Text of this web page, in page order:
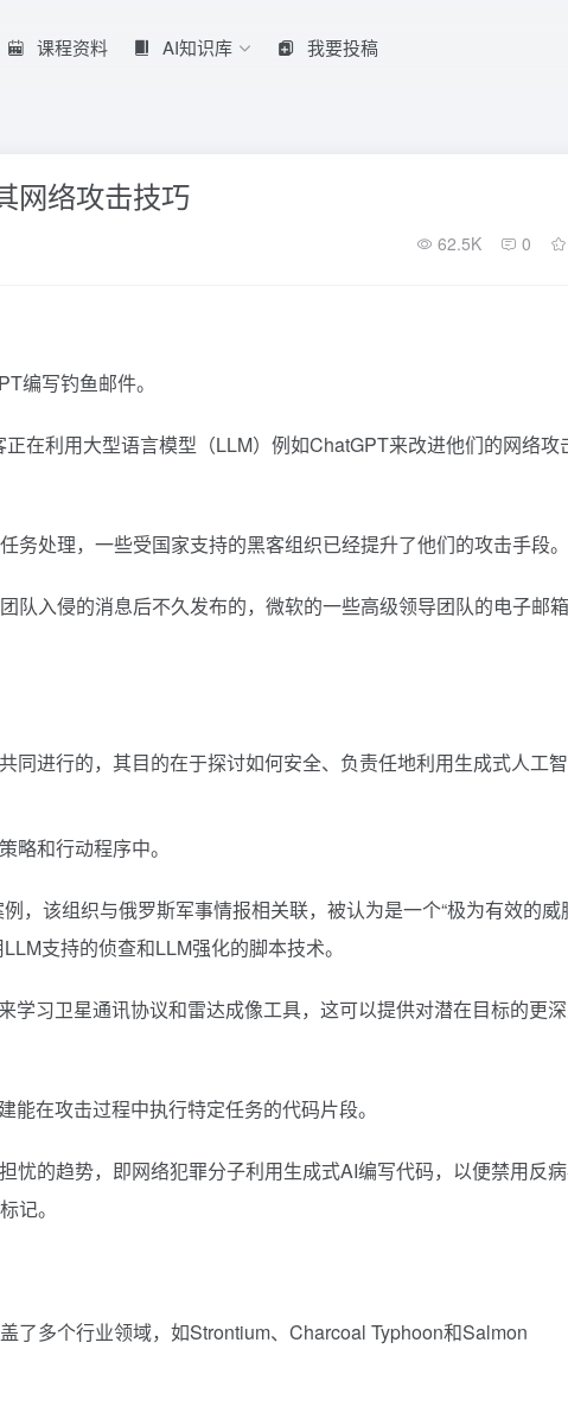
课程资料 AI知识库 我要投稿
网络攻击技巧
62.5K 0
编写钓鱼邮件。
在利用大型语言模型（LLM）例如ChatGPT来改进他们的网络攻
务处理，一些受国家支持的黑客组织已经提升了他们的攻击手段。
队入侵的消息后不久发布的，微软的一些高级领导团队的电子邮
同进行的，其目的在于探讨如何安全、负责任地利用生成式人工
略和行动程序中。
，该组织与俄罗斯军事情报相关联，被认为是一个“极为有效的威
支持的侦查和LLM强化的脚本技术。
学习卫星通讯协议和雷达成像工具，这可以提供对潜在目标的更
在攻击过程中执行特定任务的代码片段。
忧的趋势，即网络犯罪分子利用生成式AI编写代码，以便禁用反
记。
了多个行业领域，如Strontium、Charcoal Typhoon和Salmon